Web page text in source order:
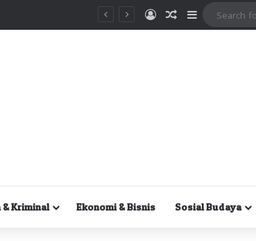
MasukRandom Article
Sidebar
& Kriminal Ekonomi & Bisnis Sosial Budaya